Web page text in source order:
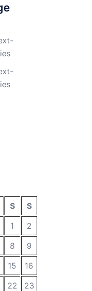
S
S
1
2
8
9
15
16
22
23